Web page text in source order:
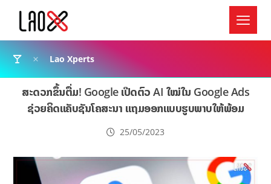
Lao Xperts
ສະດວກຂຶ້ນຕື່ມ! Google ເປີດຕົວ AI ໃໝ່ໃນ Google Ads
ຊ່ວຍຄິດແຄັບຊັນໂຄສະນາ ແຖມອອກແບບຮູບພາບໃຫ້ພ້ອມ
25/05/2023